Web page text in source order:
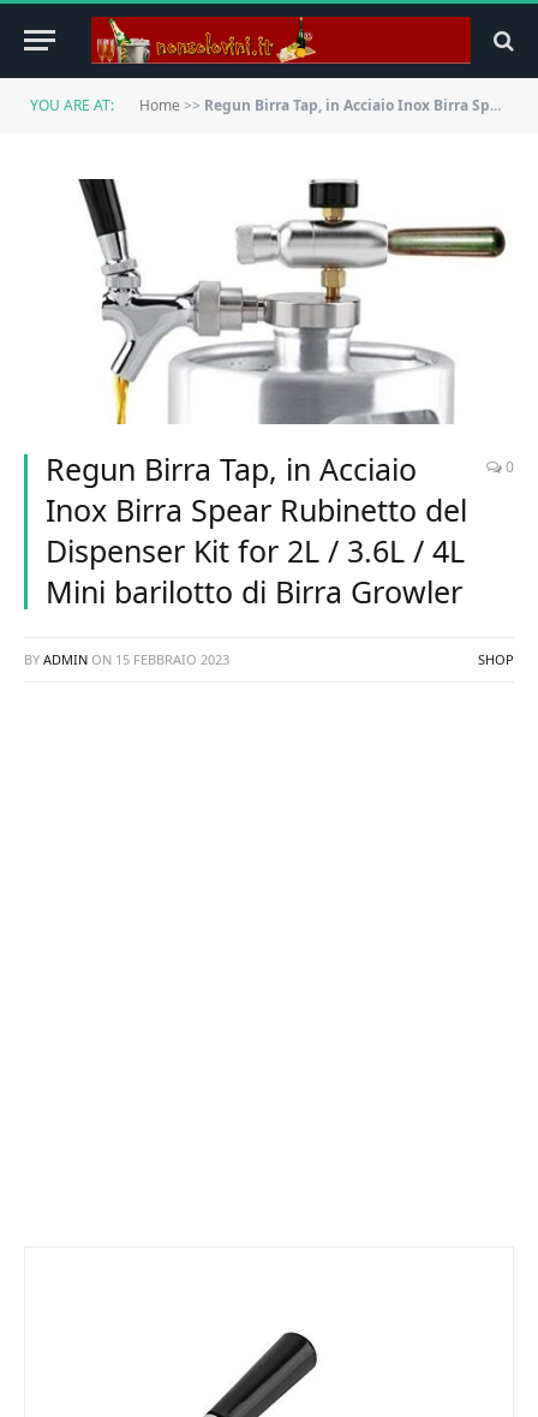
YOU ARE AT: Home >> Regun Birra Tap, in Acciaio Inox Birra Spear Rubinetto del Dispenser Kit for 2L / 3.6L / 4L Mini barilotto di Birra Growler
Regun Birra Tap, in Acciaio
Inox Birra Spear Rubinetto del
Dispenser Kit for 2L / 3.6L / 4L
Mini barilotto di Birra Growler
0
BY ADMIN ON 15 FEBBRAIO 2023 SHOP